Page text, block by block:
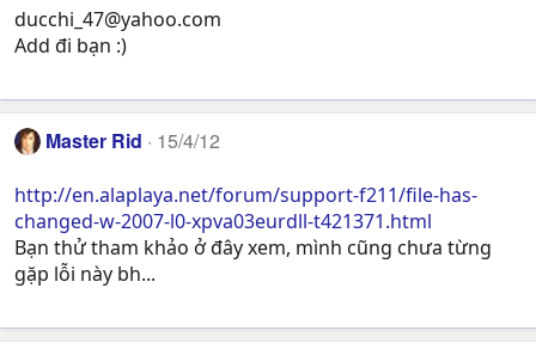
ducchi_47@yahoo.com
Add đi bạn :)
Master Rid 15/4/12
http://en.alaplaya.net/forum/support-f211/file-has-
changed-w-2007-l0-xpva03eurdll-t421371.html
Bạn thử tham khảo ở đây xem, mình cũng chưa từng
gặp lỗi này bh...